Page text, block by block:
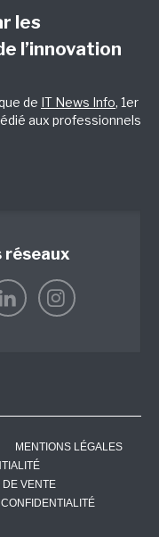
les
l’innovation
de IT News Info, 1er
aux professionnels
réseaux
MENTIONS LÉGALES
VENTE